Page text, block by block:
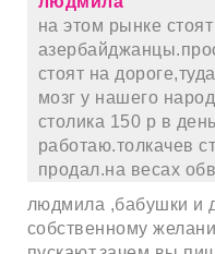
на этом рынке
стоят на
мозг у нашего
столика 150 р в
работаю.толкачев
продал.на весах
людмила ,бабушки и
собственному